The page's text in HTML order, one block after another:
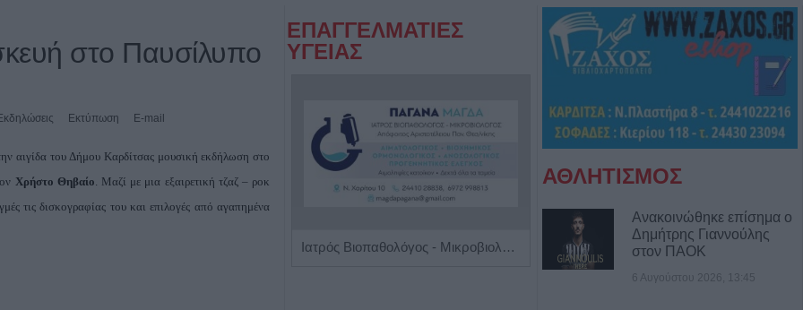
στο Παυσίλυπο
Εκτύπωση E-mail
του Δήμου Καρδίτσας μουσική εκδήλωση στο
Χρήστο Θηβαίο . Μαζί με μια εξαιρετική τζαζ – ροκ
τις δισκογραφίας του και επιλογές από αγαπημένα
ΕΠΑΓΓΕΛΜΑΤΙΕΣ
ΥΓΕΙΑΣ
Ιατρός Βιοπαθολόγος - Μικροβιολόγος 'Παγάνα Μάγδα' Χειρουργός Οφθαλμίατρος 'Παπούλιας Δημήτριος'
ΑΘΛΗΤΙΣΜΟΣ
Ανακοινώθηκε επίσημα ο
Δημήτρης Γιαννούλης
στον ΠΑΟΚ
6 Αυγούστου 2026, 13:45